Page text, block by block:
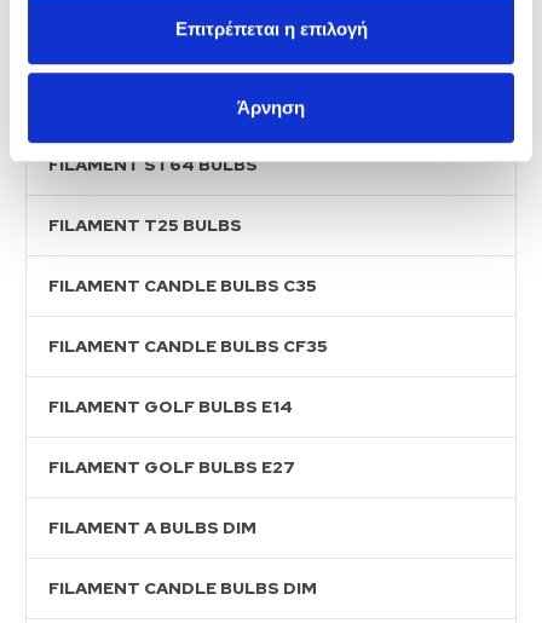
Επιτρέπεται η επιλογή
Άρνηση
FILAMENT GOLF BULBS
FILAMENT G95 BULBS
FILAMENT ST64 BULBS
FILAMENT T25 BULBS
FILAMENT CANDLE BULBS C35
FILAMENT CANDLE BULBS CF35
FILAMENT GOLF BULBS E14
FILAMENT GOLF BULBS E27
FILAMENT A BULBS DIM
FILAMENT CANDLE BULBS DIM